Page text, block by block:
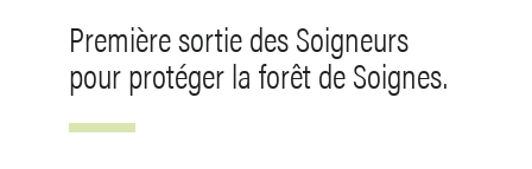
Première sortie des Soigneurs
pour protéger la forêt de Soignes.